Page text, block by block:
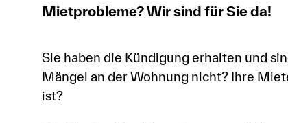
Mietprobleme? Wir sind für Sie da!
Sie haben die Kündigung erhalten und
Mängel an der Wohnung nicht? Ihre
ist?